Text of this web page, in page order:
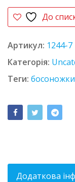
До
Артикул: 1244-7
Категорія:
Теги: босоножки
Додаткова